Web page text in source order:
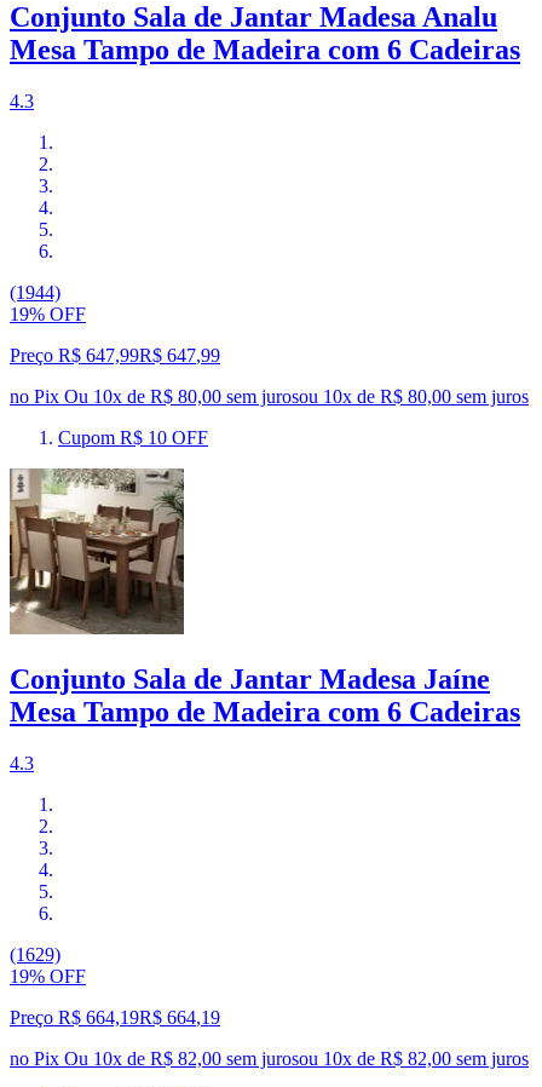
Conjunto Sala de Jantar Madesa Analu
Mesa Tampo de Madeira com 6 Cadeiras
4.3
(1944)
19% OFF
Preço R$ 647,99R$ 647,99
no Pix Ou 10x de R$ 80,00 sem jurosou 10x de R$ 80,00 sem juros
Cupom R$ 10 OFF
Conjunto Sala de Jantar Madesa Jaíne
Mesa Tampo de Madeira com 6 Cadeiras
4.3
(1629)
19% OFF
Preço R$ 664,19R$ 664,19
no Pix Ou 10x de R$ 82,00 sem jurosou 10x de R$ 82,00 sem juros